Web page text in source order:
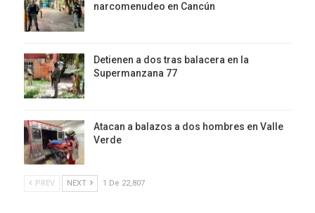
narcomenudeo en Cancún
Detienen a dos tras balacera en la
Supermanzana 77
Atacan a balazos a dos hombres en Valle
Verde
PREV NEXT 1 De 22,807